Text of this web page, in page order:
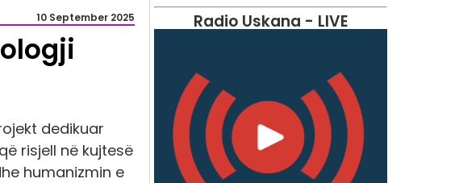
10 September 2025
dedikuar
risjell në kujtesë
humanizmin e
Radio Uskana - LIVE